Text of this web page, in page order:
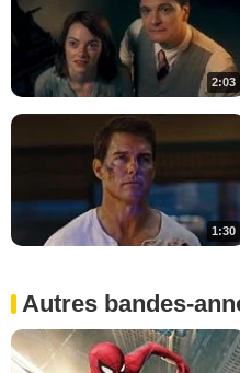
2:03
1:30
Autres bandes-